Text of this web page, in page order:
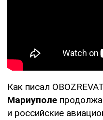
Как писал
Мариуполе
и российские